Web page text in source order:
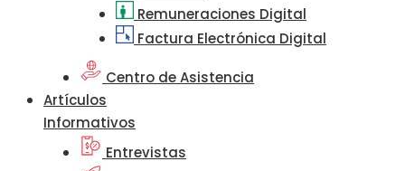
Remuneraciones Digital
Factura Electrónica Digital
Centro de Asistencia
Artículos
Informativos
Entrevistas